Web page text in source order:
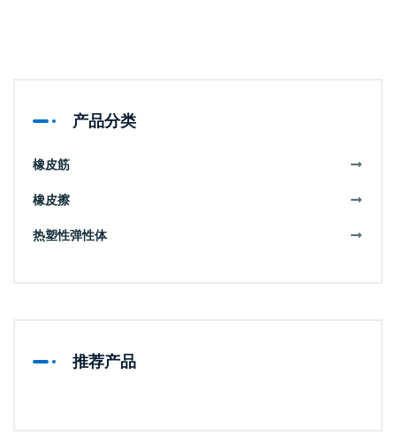
产品分类
橡皮筋
橡皮擦
热塑性弹性体
推荐产品